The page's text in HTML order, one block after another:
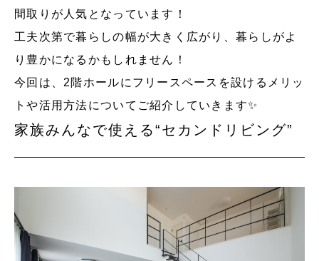
間取りが人気となっています！
工夫次第で暮らしの幅が大きく広がり、暮らしがよ
り豊かになるかもしれません！
今回は、2階ホールにフリースペースを設けるメリッ
トや活用方法についてご紹介していきます✨
家族みんなで使える“セカンドリビング”